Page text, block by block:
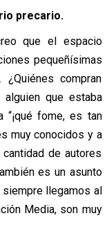
precario.
que el espacio
pequeñísimas
compran
que estaba
“¡qué fome, es tan
muy conocidos y a
de autores
es un asunto
siempre llegamos al
Media, son muy